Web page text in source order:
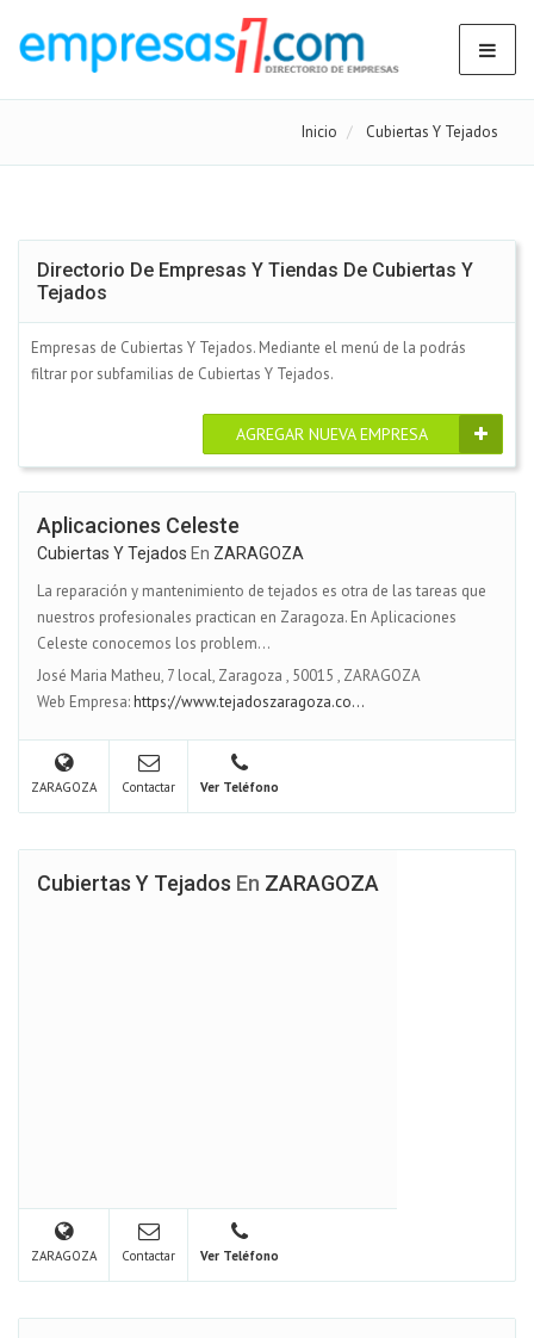
Inicio Cubiertas Y Tejados
Directorio De Empresas Y Tiendas De Cubiertas Y
Tejados
Empresas de Cubiertas Y Tejados. Mediante el menú de la podrás
filtrar por subfamilias de Cubiertas Y Tejados.
AGREGAR NUEVA EMPRESA
Aplicaciones Celeste
Cubiertas Y Tejados En ZARAGOZA
La reparación y mantenimiento de tejados es otra de las tareas que
nuestros profesionales practican en Zaragoza. En Aplicaciones
Celeste conocemos los problem...
José Maria Matheu, 7 local, Zaragoza , 50015 , ZARAGOZA
Web Empresa:https://www.tejadoszaragoza.co...
ZARAGOZA Contactar Ver Teléfono
Cubiertas Y Tejados En ZARAGOZA
ZARAGOZA Contactar Ver Teléfono